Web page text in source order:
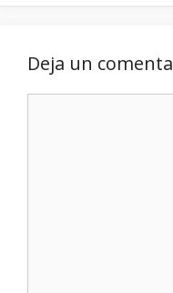
Deja un